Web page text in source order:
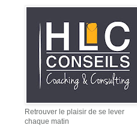
Retrouver le plaisir de se lever
chaque matin